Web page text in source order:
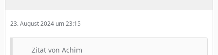
23. August 2024 um 23:15
Zitat von Achim